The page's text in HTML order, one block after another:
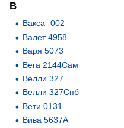
В
Вакса -002
Валет 4958
Варя 5073
Вега 2144Сам
Велли 327
Велли 327Спб
Вети 0131
Вива 5637А